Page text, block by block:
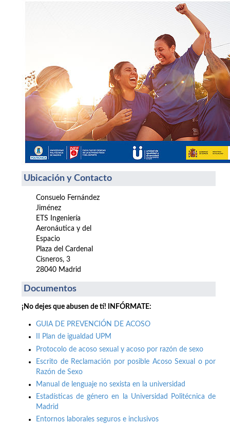
Ubicación y Contacto
Consuelo Fernández
Jiménez
ETS Ingeniería
Aeronáutica y del
Espacio
Plaza del Cardenal
Cisneros, 3
28040 Madrid
Documentos
¡No dejes que abusen de tí! INFÓRMATE:
GUIA DE PREVENCIÓN DE ACOSO
II Plan de igualdad UPM
Protocolo de acoso sexual y acoso por razón de sexo
Escrito de Reclamación por posible Acoso Sexual o por
Razón de Sexo
Manual de lenguaje no sexista en la universidad
Estadísticas de género en la Universidad Politécnica de
Madrid
Entornos laborales seguros e inclusivos